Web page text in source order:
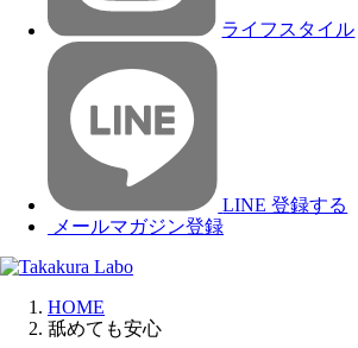
ライフスタイル
LINE 登録する
メールマガジン登録
HOME
舐めても安心